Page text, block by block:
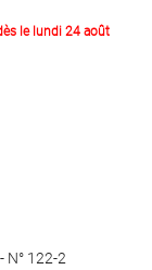
le lundi 24 août
- N° 122-2